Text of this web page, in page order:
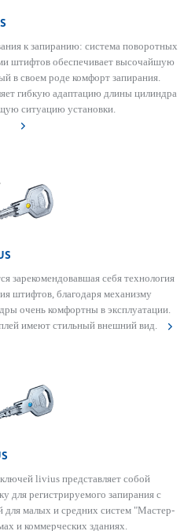
к запиранию: сис­тема пово­р­отных
штифтов обеспечивает выс­очайшую
в своем роде комфорт запирания.
гибкую адаптацию длины цилиндра
ситуацию установки.
зарекомендовавшая себя технология
штифтов, благодаря механизму
очень комфортны в эксплуатации.
имеют стильный внешний вид.
livius представляет собой
для регистрируемого запирания с
для малых и средних систем "Мастер-
и коммерческих зданиях.